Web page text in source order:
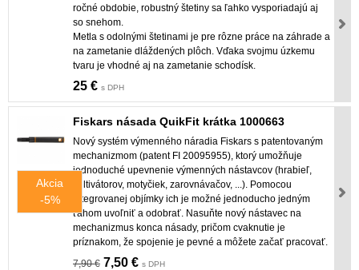
ročné obdobie, robustný štetiny sa ľahko vysporiadajú aj
so snehom.
Metla s odolnými štetinami je pre rôzne práce na záhrade a
na zametanie dláždených plôch. Vďaka svojmu úzkemu
tvaru je vhodné aj na zametanie schodísk.
25 € s DPH
Akcia
-5%
Fiskars násada QuikFit krátka 1000663
Nový systém výmenného náradia Fiskars s patentovaným
mechanizmom (patent FI 20095955), ktorý umožňuje
jednoduché upevnenie výmenných nástavcov (hrabieľ,
kultivátorov, motyčiek, zarovnávačov, ...). Pomocou
integrovanej objímky ich je možné jednoducho jedným
ťahom uvoľniť a odobrať. Nasuňte nový nástavec na
mechanizmus konca násady, pričom cvaknutie je
príznakom, že spojenie je pevné a môžete začať pracovať.
7,90 € 7,50 € s DPH